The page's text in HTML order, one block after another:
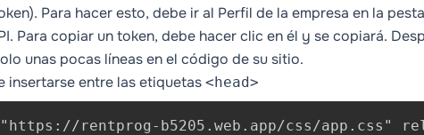
Para hacer esto, debe ir al Perfil de la empresa en la
Para copiar un token, debe hacer clic en él y se copiará.
unas pocas líneas en el código de su sitio.
insertarse entre las etiquetas <head>
rentprog-b5205.web.app/css/app.css"